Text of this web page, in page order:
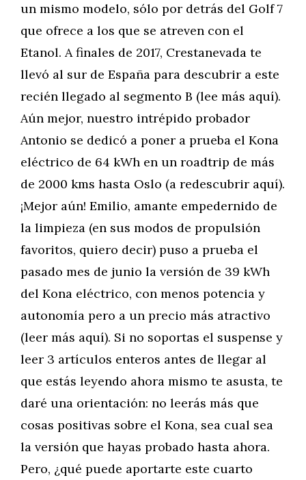
un mismo modelo, sólo por detrás del Golf 7
que ofrece a los que se atreven con el
Etanol. A finales de 2017, Crestanevada te
llevó al sur de España para descubrir a este
recién llegado al segmento B (lee más aquí).
Aún mejor, nuestro intrépido probador
Antonio se dedicó a poner a prueba el Kona
eléctrico de 64 kWh en un roadtrip de más
de 2000 kms hasta Oslo (a redescubrir aquí).
¡Mejor aún! Emilio, amante empedernido de
la limpieza (en sus modos de propulsión
favoritos, quiero decir) puso a prueba el
pasado mes de junio la versión de 39 kWh
del Kona eléctrico, con menos potencia y
autonomía pero a un precio más atractivo
(leer más aquí). Si no soportas el suspense y
leer 3 artículos enteros antes de llegar al
que estás leyendo ahora mismo te asusta, te
daré una orientación: no leerás más que
cosas positivas sobre el Kona, sea cual sea
la versión que hayas probado hasta ahora.
Pero, ¿qué puede aportarte este cuarto